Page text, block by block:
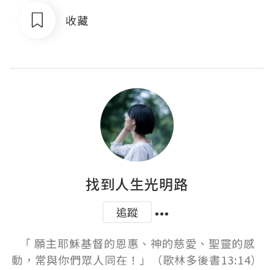
收藏
找到人生光明路
追蹤
「 願主耶穌基督的恩惠、神的慈愛、聖靈的感
動，常與你們眾人同在！」（歌林多後書13:14）